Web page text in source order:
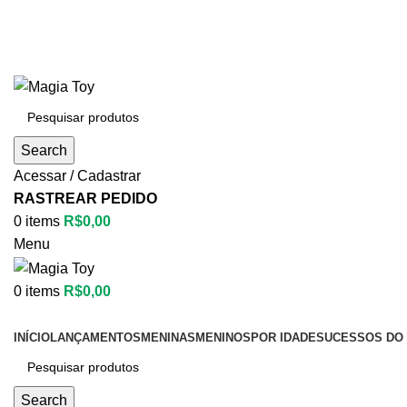
Search
Acessar / Cadastrar
RASTREAR PEDIDO
0 items R$0,00
Menu
0 items R$0,00
INÍCIOLANÇAMENTOSMENINASMENINOSPOR IDADESUCESSOS DO
Search